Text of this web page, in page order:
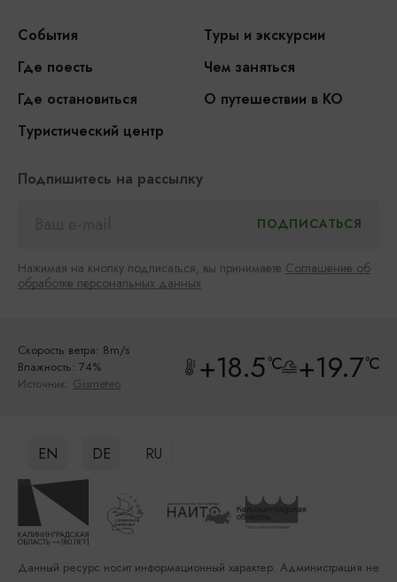
События
Туры и экскурсии
Где поесть
Чем заняться
Где остановиться
О путешествии в КО
Туристический центр
Подпишитесь на рассылку
Нажимая на кнопку подписаться, вы принимаете Соглашение об
обработке персональных данных
Скорость ветра: 8m/s
Влажность: 74%
Источник: Gismeteo +18.5°C +19.7°C
EN DE RU
Данный ресурс носит информационный характер. Администрация не